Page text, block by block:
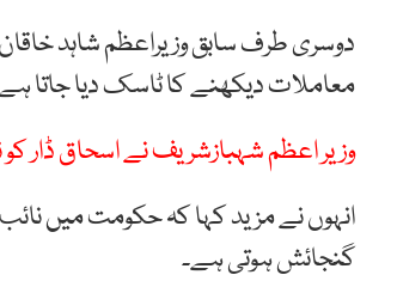
دوسری طرف سابق وزیراعظم شاہد
معاملات دیکھنے کا ٹاسک دیا جاتا
وزیر اعظم شہبازشریف نے اسحاق ڈار کو
انہوں نے مزید کہا کہ حکومت میں
گنجائش ہوتی ہے۔